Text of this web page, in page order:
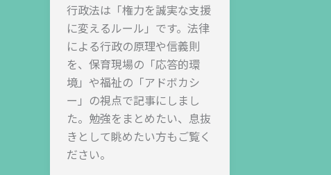
行政法は「権力を誠実な支援
に変えるルール」です。法律
による行政の原理や信義則
を、保育現場の「応答的環
境」や福祉の「アドボカシ
ー」の視点で記事にしまし
た。勉強をまとめたい、息抜
きとして眺めたい方もご覧く
ださい。